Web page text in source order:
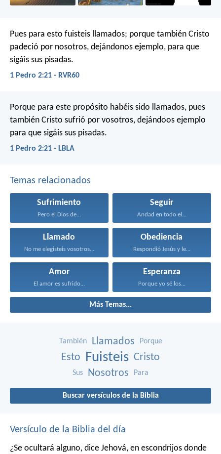
Pues para esto fuisteis llamados; porque también Cristo
padeció por nosotros, dejándonos ejemplo, para que
sigáis sus pisadas.
1 Pedro 2:21 - RVR60
Porque para este propósito habéis sido llamados, pues
también Cristo sufrió por vosotros, dejándoos ejemplo
para que sigáis sus pisadas.
1 Pedro 2:21 - LBLA
Temas relacionados
Sufrimiento
Pero el Dios de...
Seguir
Andad en todo el...
Llamado
No me elegisteis vosotros...
Obediencia
Respondió Jesús y le...
Amor
El amor es sufrido...
Esperanza
Porque yo sé los...
Más Temas...
También Llamados Porque
Esto Fuisteis Cristo
Sus Nosotros Para
Buscar versículos de la Biblia
Versículo de la Biblia del día
¿Se ocultará alguno, dice Jehová, en escondrijos donde